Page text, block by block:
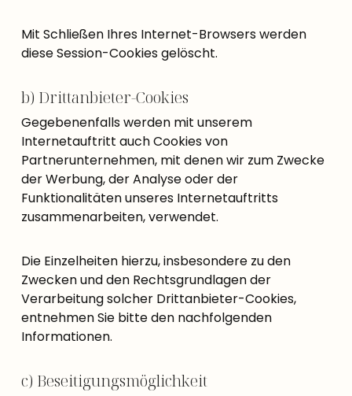
Mit Schließen Ihres Internet-Browsers werden
diese Session-Cookies gelöscht.
b) Drittanbieter-Cookies
Gegebenenfalls werden mit unserem
Internetauftritt auch Cookies von
Partnerunternehmen, mit denen wir zum Zwecke
der Werbung, der Analyse oder der
Funktionalitäten unseres Internetauftritts
zusammenarbeiten, verwendet.
Die Einzelheiten hierzu, insbesondere zu den
Zwecken und den Rechtsgrundlagen der
Verarbeitung solcher Drittanbieter-Cookies,
entnehmen Sie bitte den nachfolgenden
Informationen.
c) Beseitigungsmöglichkeit